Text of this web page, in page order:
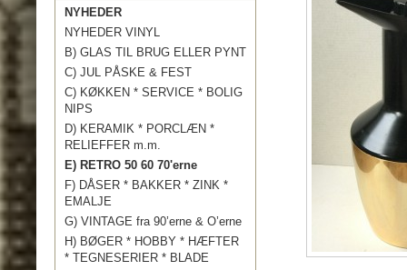
NYHEDER
NYHEDER VINYL
B) GLAS TIL BRUG ELLER PYNT
C) JUL PÅSKE & FEST
C) KØKKEN * SERVICE * BOLIG
NIPS
D) KERAMIK * PORCLÆN *
RELIEFFER m.m.
E) RETRO 50 60 70'erne
F) DÅSER * BAKKER * ZINK *
EMALJE
G) VINTAGE fra 90’erne & O’erne
H) BØGER * HOBBY * HÆFTER
* TEGNESERIER * BLADE